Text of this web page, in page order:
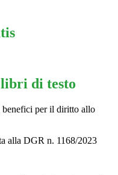
libri di testo
benefici per il diritto allo
alla DGR n. 1168/2023